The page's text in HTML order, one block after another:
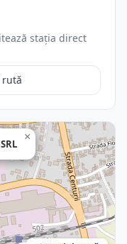
stația direct
×